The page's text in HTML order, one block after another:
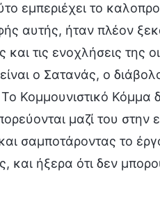
εμπεριέχει το
αυτής, ήταν πλέον
και τις ενοχλήσεις
ο Σατανάς, ο
Κομμουνιστικό Κόμμα
μαζί του στην
σαμποτάροντας το
και ήξερα ότι δεν